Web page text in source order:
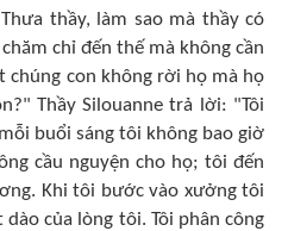
thầy, làm sao mà thầy có
chỉ đến thế mà không cần
chúng con không rời họ mà họ
Thầy Silouanne trả lời: "Tôi
buổi sáng tôi không bao giờ
cầu nguyện cho họ; tôi đến
Khi tôi bước vào xưởng tôi
của lòng tôi. Tôi phân công